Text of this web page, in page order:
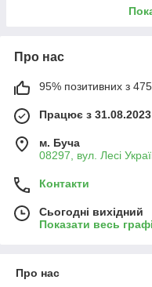
Про нас
95% позитивних з 475
Працює з 31.08.2023
м. Буча
08297, вул. Лесі
Контакти
Сьогодні вихідний
Показати весь
Про нас